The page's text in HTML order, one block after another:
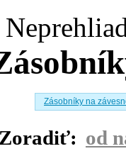
Zásobníky na
od